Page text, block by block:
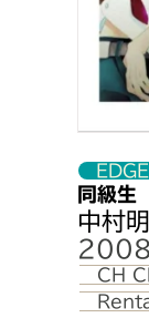
同級生
中村
CH